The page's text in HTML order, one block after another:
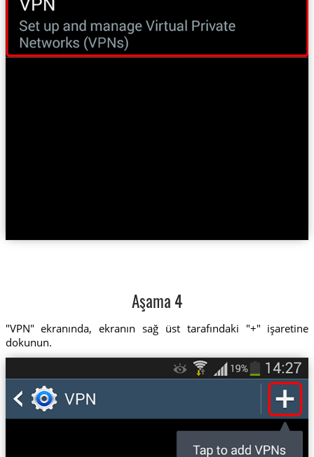
Aşama 4
"VPN" ekranında, ekranın sağ üst tarafındaki "+" işaretine
dokunun.